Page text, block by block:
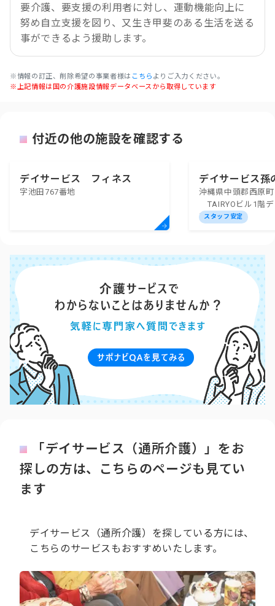
要介護、要支援の利用者に対し、運動機能向上に
努め自立支援を図り、又生き甲斐のある生活を送る
事ができるよう援助します。
※情報の訂正、削除希望の事業者様は こちら よりご入力ください。
※上記情報は国の介護施設情報データベースから取得しています
付近の他の施設を確認する
デイサービス フィネス
字池田767番地
デイサービス孫
沖縄県中頭郡西原
TAIRYOビル1階
手スタッフ安定
「デイサービス（通所介護）」をお
探しの方は、こちらのページも見てい
ます
デイサービス（通所介護）を探している方には、
こちらのサービスもおすすめいたします。